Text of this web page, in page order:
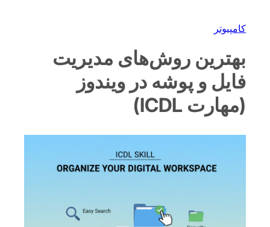
کامپیوتر
بهترین روش‌های مدیریت
فایل و پوشه در ویندوز
(مهارت ICDL)